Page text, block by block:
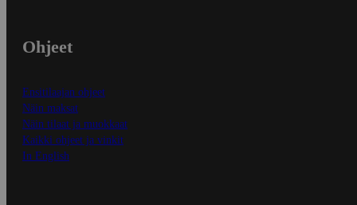
Ohjeet
Ensitilaajan ohjeet
Näin maksat
Näin tilaat ja muokkaat
Kaikki ohjeet ja vinkit
In English